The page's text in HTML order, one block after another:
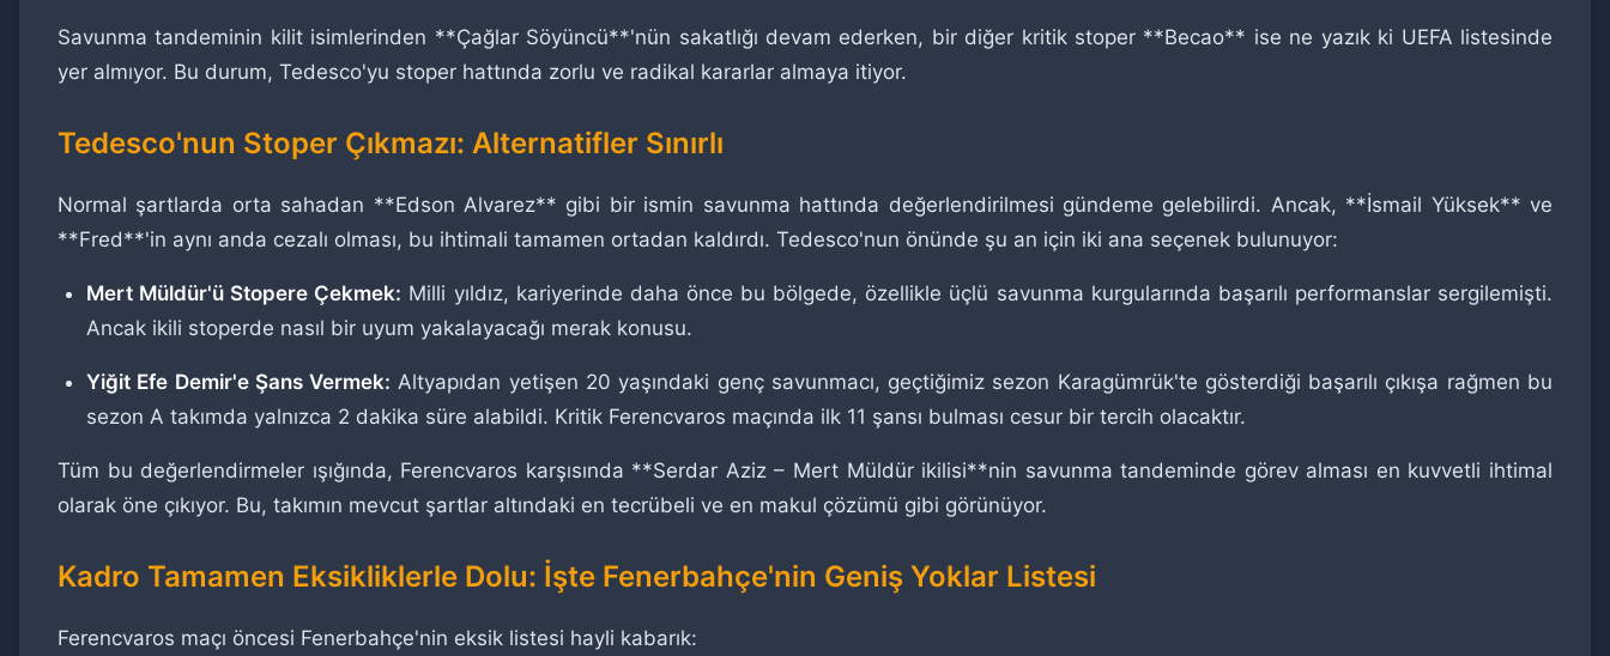
Savunma tandeminin kilit isimlerinden **Çağlar Söyüncü**'nün sakatlığı devam ederken, bir diğer kritik stoper **Becao** ise ne yazık ki UEFA listesinde
yer almıyor. Bu durum, Tedesco'yu stoper hattında zorlu ve radikal kararlar almaya itiyor.
Tedesco'nun Stoper Çıkmazı: Alternatifler Sınırlı
Normal şartlarda orta sahadan **Edson Alvarez** gibi bir ismin savunma hattında değerlendirilmesi gündeme gelebilirdi. Ancak, **İsmail Yüksek** ve
**Fred**'in aynı anda cezalı olması, bu ihtimali tamamen ortadan kaldırdı. Tedesco'nun önünde şu an için iki ana seçenek bulunuyor:
Mert Müldür'ü Stopere Çekmek: Milli yıldız, kariyerinde daha önce bu bölgede, özellikle üçlü savunma kurgularında başarılı performanslar sergilemişti.
Ancak ikili stoperde nasıl bir uyum yakalayacağı merak konusu.
Yiğit Efe Demir'e Şans Vermek: Altyapıdan yetişen 20 yaşındaki genç savunmacı, geçtiğimiz sezon Karagümrük'te gösterdiği başarılı çıkışa rağmen bu
sezon A takımda yalnızca 2 dakika süre alabildi. Kritik Ferencvaros maçında ilk 11 şansı bulması cesur bir tercih olacaktır.
Tüm bu değerlendirmeler ışığında, Ferencvaros karşısında **Serdar Aziz – Mert Müldür ikilisi**nin savunma tandeminde görev alması en kuvvetli ihtimal
olarak öne çıkıyor. Bu, takımın mevcut şartlar altındaki en tecrübeli ve en makul çözümü gibi görünüyor.
Kadro Tamamen Eksikliklerle Dolu: İşte Fenerbahçe'nin Geniş Yoklar Listesi
Ferencvaros maçı öncesi Fenerbahçe'nin eksik listesi hayli kabarık: